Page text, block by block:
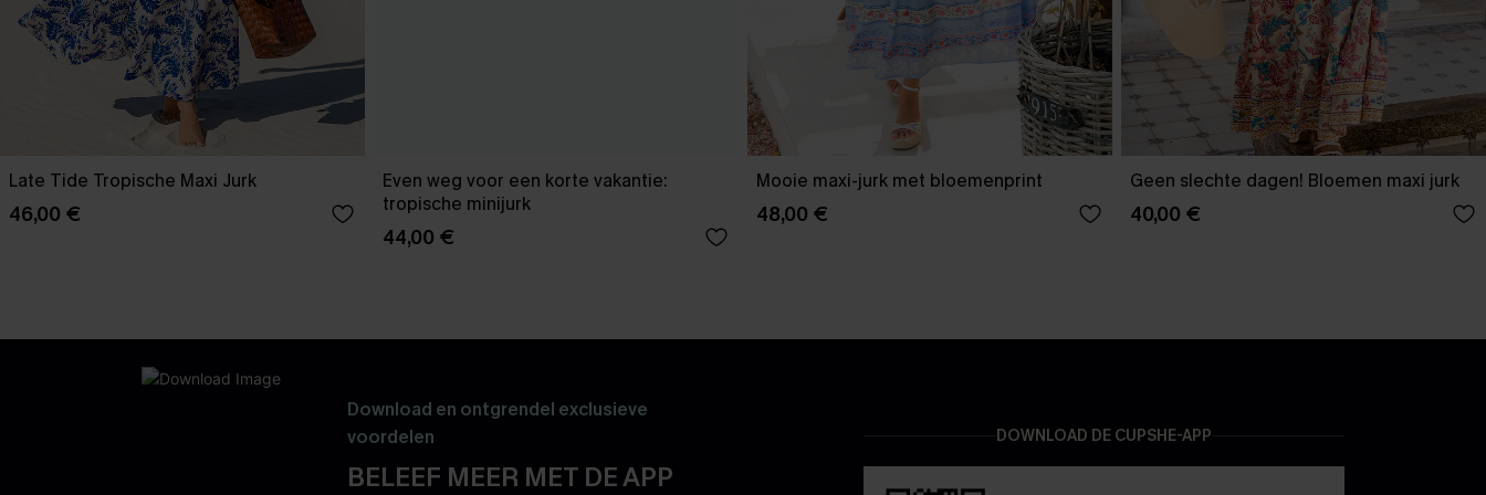
Late Tide Tropische Maxi Jurk
46,00 €
Even weg voor een korte vakantie:
tropische minijurk
44,00 €
Mooie maxi-jurk met bloemenprint
48,00 €
Geen slechte dagen! Bloemen maxi jurk
40,00 €
Download en ontgrendel exclusieve
voordelen
BELEEF MEER MET DE APP
DOWNLOAD DE CUPSHE-APP